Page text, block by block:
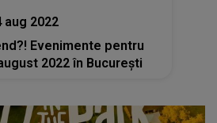
aug 2022
Evenimente pentru
2022 în București